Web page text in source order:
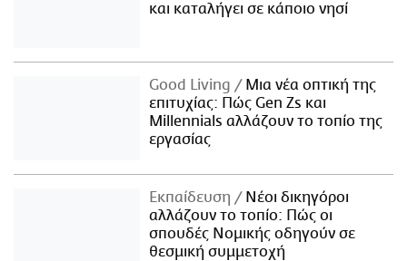
και καταλήγει σε κάποιο νησί
Good Living
Μια νέα οπτική της
επιτυχίας: Πώς Gen Zs και
Millennials αλλάζουν το τοπίο της
εργασίας
Εκπαίδευση
Νέοι δικηγόροι
αλλάζουν το τοπίο: Πώς οι
σπουδές Νομικής οδηγούν σε
θεσμική συμμετοχή